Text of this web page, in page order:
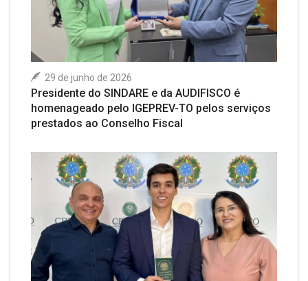
29 de junho de 2026
Presidente do SINDARE e da AUDIFISCO é
homenageado pelo IGEPREV-TO pelos serviços
prestados ao Conselho Fiscal